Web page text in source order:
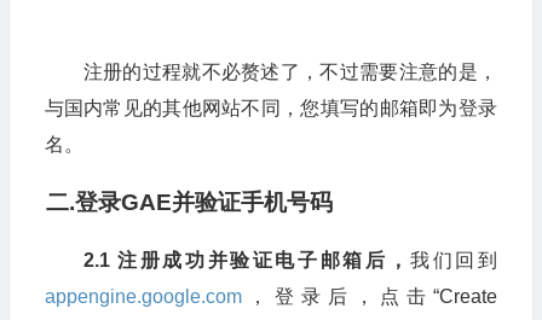
注册的过程就不必赘述了，不过需要注意的是，
与国内常见的其他网站不同，您填写的邮箱即为登录
名。
二.登录GAE并验证手机号码
2.1 注册成功并验证电子邮箱后，我们回到
appengine.google.com，登录后，点击“Create